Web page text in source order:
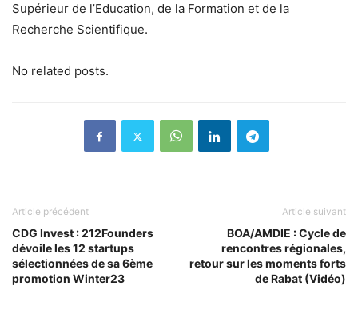
Supérieur de l’Education, de la Formation et de la
Recherche Scientifique.
No related posts.
Article précédent
CDG Invest : 212Founders
dévoile les 12 startups
sélectionnées de sa 6ème
promotion Winter23
Article suivant
BOA/AMDIE : Cycle de
rencontres régionales,
retour sur les moments forts
de Rabat (Vidéo)